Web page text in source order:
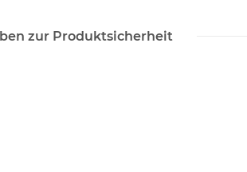
zur Produktsicherheit